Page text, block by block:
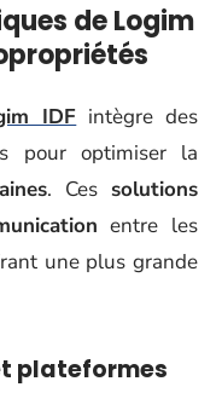
de Logim
IDF intègre des
pour optimiser la
. Ces solutions
entre les
une plus grande
plateformes